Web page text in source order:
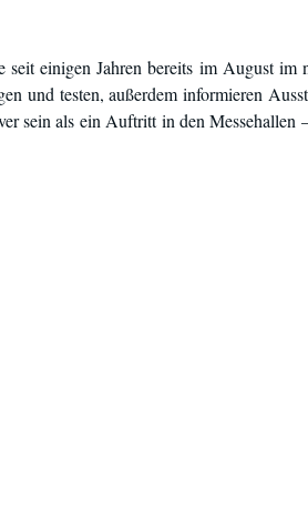
einigen Jahren bereits im August im
und testen, außerdem informieren
sein als ein Auftritt in den